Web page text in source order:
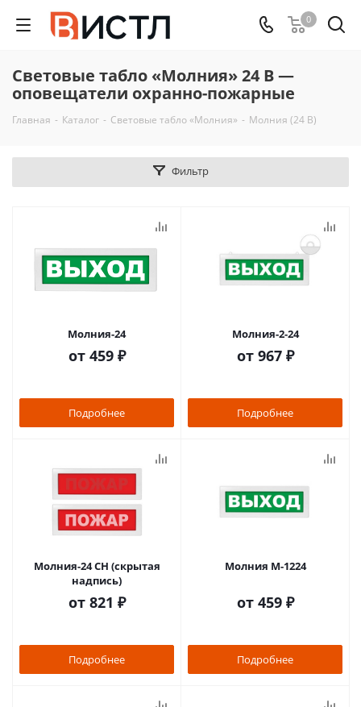
0
Световые табло «Молния» 24 В —
оповещатели охранно-пожарные
Главная - Каталог - Световые табло «Молния» - Молния (24 В)
Фильтр
Молния-24
от 459 ₽
Подробнее
Молния-2-24
от 967 ₽
Подробнее
Молния-24 СН (скрытая
надпись)
от 821 ₽
Подробнее
Молния М-1224
от 459 ₽
Подробнее